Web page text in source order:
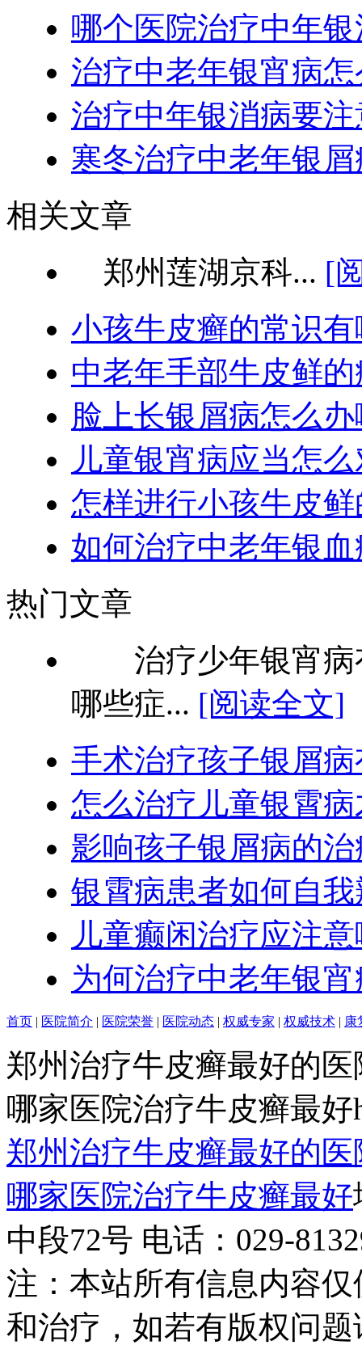
哪个医院治疗中年
治疗中老年银宵病
治疗中年银消病要
寒冬治疗中老年银
相关文章
郑州莲湖京科... [
小孩牛皮癣的常识
中老年手部牛皮鲜
脸上长银屑病怎么办
儿童银宵病应当怎
怎样进行小孩牛皮
如何治疗中老年银血
热门文章
治疗少年银宵病
哪些症... [阅读全文]
手术治疗孩子银屑
怎么治疗儿童银霄
影响孩子银屑病的
银霄病患者如何自
儿童癫闲治疗应注
为何治疗中老年银
首页 | 医院简介 | 医院荣誉 | 医院动态 | 权威专家 | 权威技术 | 康
郑州治疗牛皮癣最好的
哪家医院治疗牛皮癣最好
郑州治疗牛皮癣最好的
哪家医院治疗牛皮癣最好
中段72号 电话：029-
注：本站所有信息内容
和治疗，如若有版权问